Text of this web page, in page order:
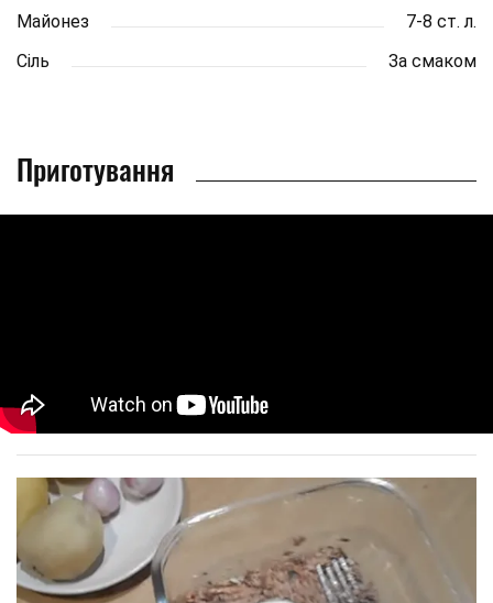
Майонез
7-8 ст. л.
Сіль
За смаком
Приготування